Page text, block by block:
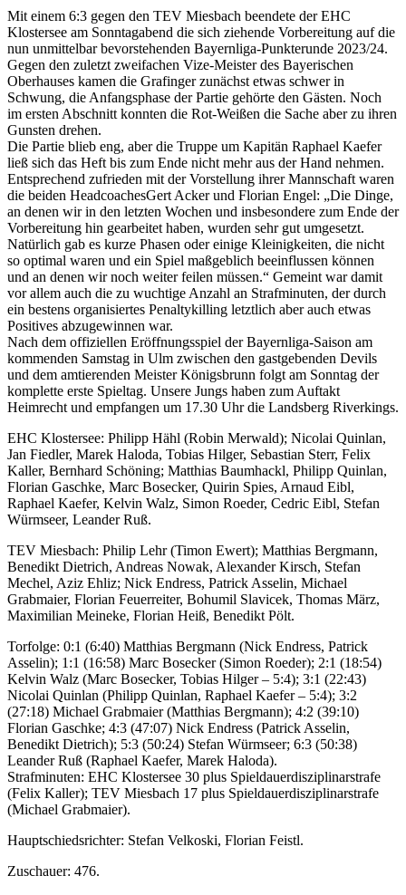
Mit einem 6:3 gegen den TEV Miesbach beendete der EHC
Klostersee am Sonntagabend die sich ziehende Vorbereitung auf die
nun unmittelbar bevorstehenden Bayernliga-Punkterunde 2023/24.
Gegen den zuletzt zweifachen Vize-Meister des Bayerischen
Oberhauses kamen die Grafinger zunächst etwas schwer in
Schwung, die Anfangsphase der Partie gehörte den Gästen. Noch
im ersten Abschnitt konnten die Rot-Weißen die Sache aber zu ihren
Gunsten drehen.
Die Partie blieb eng, aber die Truppe um Kapitän Raphael Kaefer
ließ sich das Heft bis zum Ende nicht mehr aus der Hand nehmen.
Entsprechend zufrieden mit der Vorstellung ihrer Mannschaft waren
die beiden HeadcoachesGert Acker und Florian Engel: „Die Dinge,
an denen wir in den letzten Wochen und insbesondere zum Ende der
Vorbereitung hin gearbeitet haben, wurden sehr gut umgesetzt.
Natürlich gab es kurze Phasen oder einige Kleinigkeiten, die nicht
so optimal waren und ein Spiel maßgeblich beeinflussen können
und an denen wir noch weiter feilen müssen.“ Gemeint war damit
vor allem auch die zu wuchtige Anzahl an Strafminuten, der durch
ein bestens organisiertes Penaltykilling letztlich aber auch etwas
Positives abzugewinnen war.
Nach dem offiziellen Eröffnungsspiel der Bayernliga-Saison am
kommenden Samstag in Ulm zwischen den gastgebenden Devils
und dem amtierenden Meister Königsbrunn folgt am Sonntag der
komplette erste Spieltag. Unsere Jungs haben zum Auftakt
Heimrecht und empfangen um 17.30 Uhr die Landsberg Riverkings.
EHC Klostersee: Philipp Hähl (Robin Merwald); Nicolai Quinlan,
Jan Fiedler, Marek Haloda, Tobias Hilger, Sebastian Sterr, Felix
Kaller, Bernhard Schöning; Matthias Baumhackl, Philipp Quinlan,
Florian Gaschke, Marc Bosecker, Quirin Spies, Arnaud Eibl,
Raphael Kaefer, Kelvin Walz, Simon Roeder, Cedric Eibl, Stefan
Würmseer, Leander Ruß.
TEV Miesbach: Philip Lehr (Timon Ewert); Matthias Bergmann,
Benedikt Dietrich, Andreas Nowak, Alexander Kirsch, Stefan
Mechel, Aziz Ehliz; Nick Endress, Patrick Asselin, Michael
Grabmaier, Florian Feuerreiter, Bohumil Slavicek, Thomas März,
Maximilian Meineke, Florian Heiß, Benedikt Pölt.
Torfolge: 0:1 (6:40) Matthias Bergmann (Nick Endress, Patrick
Asselin); 1:1 (16:58) Marc Bosecker (Simon Roeder); 2:1 (18:54)
Kelvin Walz (Marc Bosecker, Tobias Hilger – 5:4); 3:1 (22:43)
Nicolai Quinlan (Philipp Quinlan, Raphael Kaefer – 5:4); 3:2
(27:18) Michael Grabmaier (Matthias Bergmann); 4:2 (39:10)
Florian Gaschke; 4:3 (47:07) Nick Endress (Patrick Asselin,
Benedikt Dietrich); 5:3 (50:24) Stefan Würmseer; 6:3 (50:38)
Leander Ruß (Raphael Kaefer, Marek Haloda).
Strafminuten: EHC Klostersee 30 plus Spieldauerdisziplinarstrafe
(Felix Kaller); TEV Miesbach 17 plus Spieldauerdisziplinarstrafe
(Michael Grabmaier).
Hauptschiedsrichter: Stefan Velkoski, Florian Feistl.
Zuschauer: 476.